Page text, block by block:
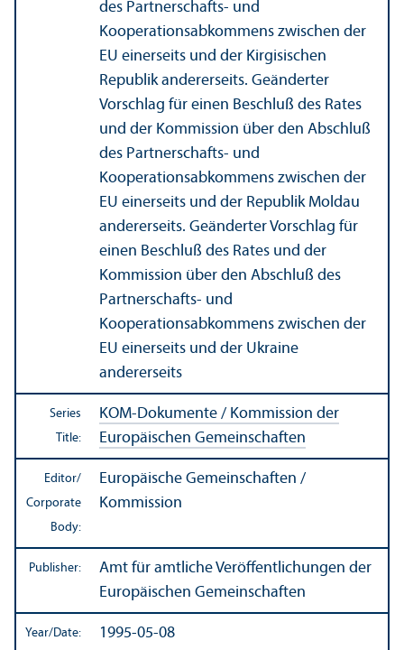
des Partnerschafts- und
Kooperationsabkommens zwischen der
EU einerseits und der Kirgisischen
Republik andererseits. Geänderter
Vorschlag für einen Beschluß des Rates
und der Kommission über den Abschluß
des Partnerschafts- und
Kooperationsabkommens zwischen der
EU einerseits und der Republik Moldau
andererseits. Geänderter Vorschlag für
einen Beschluß des Rates und der
Kommission über den Abschluß des
Partnerschafts- und
Kooperationsabkommens zwischen der
EU einerseits und der Ukraine
andererseits
Series
Title:
KOM-Dokumente / Kommission der
Europäischen Gemeinschaften
Editor/
Corporate
Body:
Europäische Gemeinschaften /
Kommission
Publisher:
Amt für amtliche Veröffentlichungen der
Europäischen Gemeinschaften
Year/Date: 1995-05-08